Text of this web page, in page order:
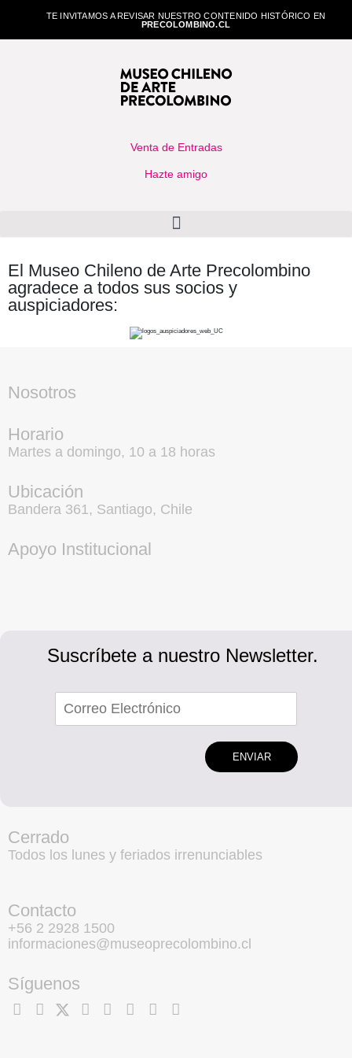
TE INVITAMOS A REVISAR NUESTRO CONTENIDO HISTÓRICO EN
PRECOLOMBINO.CL
Venta de Entradas
Hazte amigo
El Museo Chileno de Arte Precolombino
agradece a todos sus socios y
auspiciadores:
Nosotros
Horario
Martes a domingo, 10 a 18 horas
Ubicación
Bandera 361, Santiago, Chile
Apoyo Institucional
Suscríbete a nuestro Newsletter.
ENVIAR
Cerrado
Todos los lunes y feriados irrenunciables
Contacto
+56 2 2928 1500
informaciones@museoprecolombino.cl
Síguenos